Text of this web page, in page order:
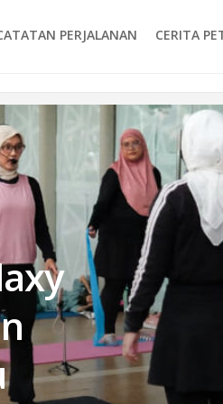
PERJALANAN CERITA